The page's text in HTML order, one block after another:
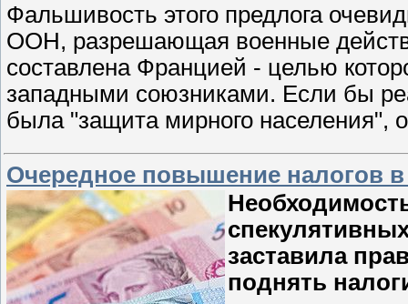
Фальшивость этого предлога
ООН, разрешающая военные
составлена Францией - целью
западными союзниками. Если бы
была "защита мирного населения",
Очередное повышение налогов
заставила
поднять